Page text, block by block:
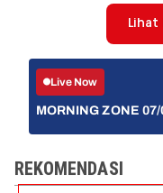
Live Now
MORNING ZONE 07/